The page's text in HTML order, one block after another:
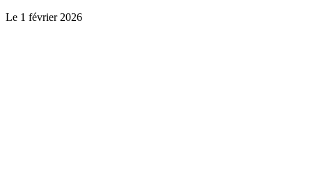
Le 1 février 2026